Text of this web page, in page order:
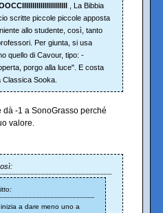
, La Bibbia
scritte piccole piccole apposta
allo studente, così, tanto
Per giunta, si usa
quello di Cavour, tipo: -
porgo alla luce". E costa
Sooka.
-1 a SonoGrasso perché
valore.
a dare meno uno a